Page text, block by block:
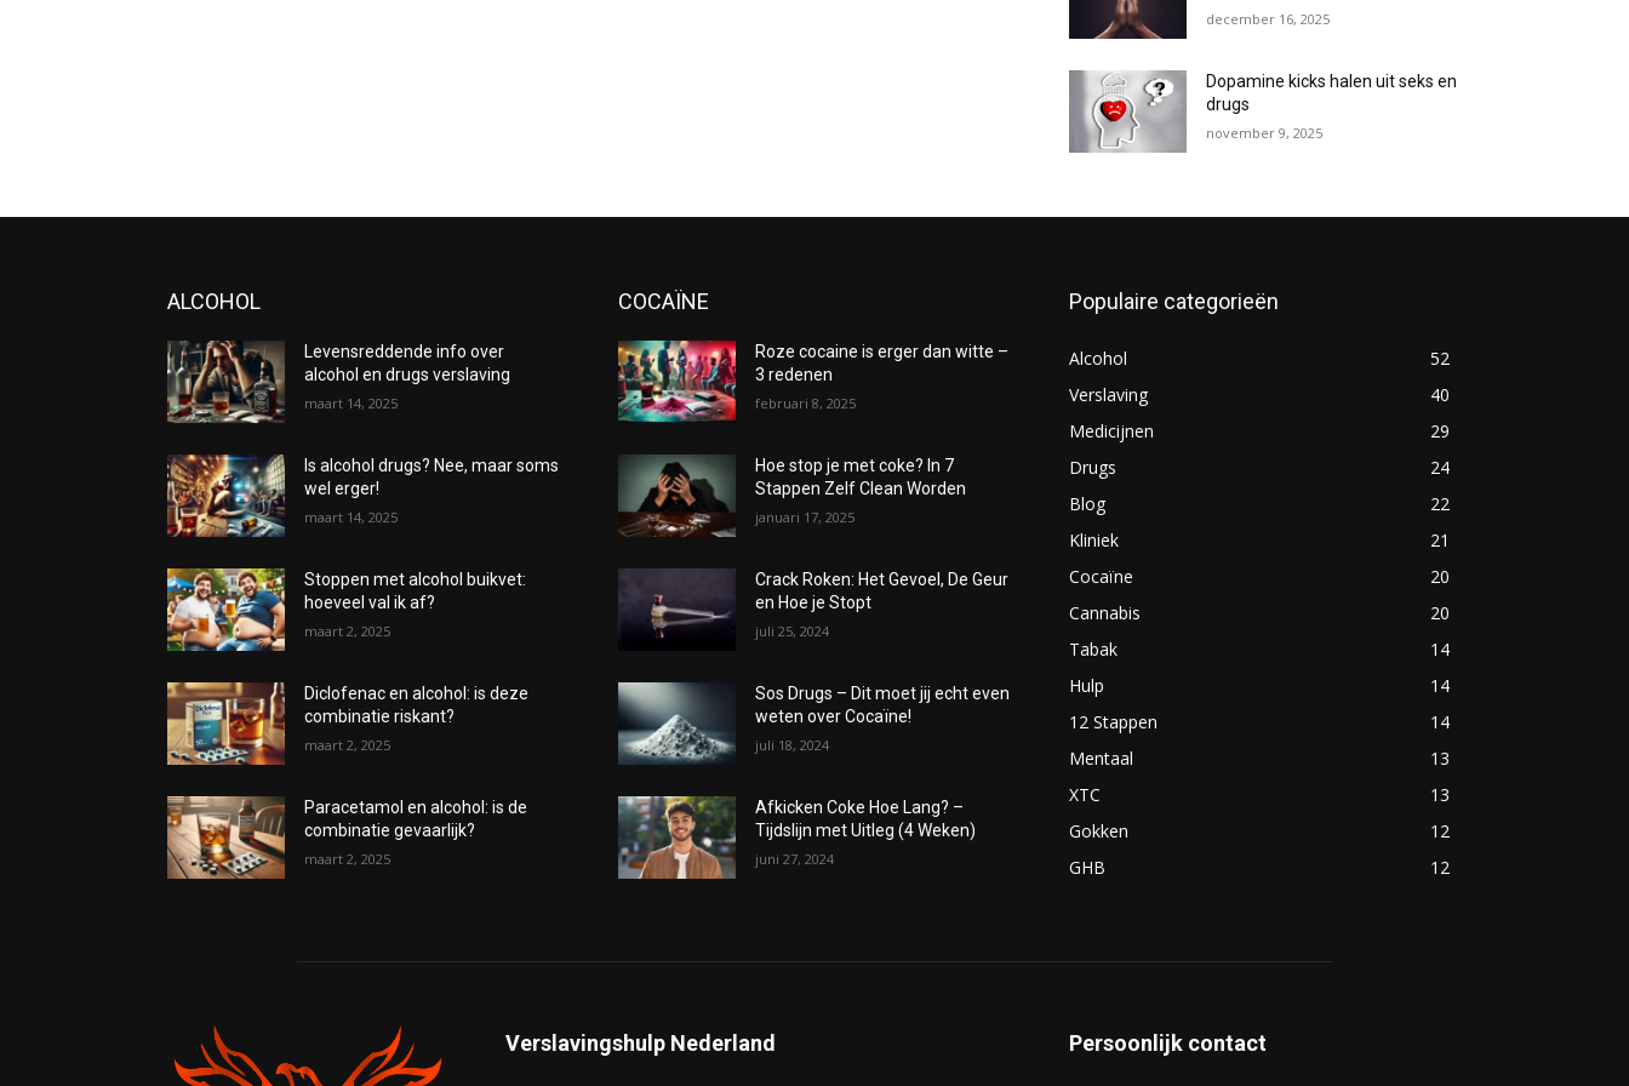
december 16, 2025
Dopamine kicks halen uit seks en
drugs
november 9, 2025
ALCOHOL
Levensreddende info over
alcohol en drugs verslaving
maart 14, 2025
Is alcohol drugs? Nee, maar soms
wel erger!
maart 14, 2025
Stoppen met alcohol buikvet:
hoeveel val ik af?
maart 2, 2025
Diclofenac en alcohol: is deze
combinatie riskant?
maart 2, 2025
Paracetamol en alcohol: is de
combinatie gevaarlijk?
maart 2, 2025
COCAÏNE
Roze cocaine is erger dan witte –
3 redenen
februari 8, 2025
Hoe stop je met coke? In 7
Stappen Zelf Clean Worden
januari 17, 2025
Crack Roken: Het Gevoel, De Geur
en Hoe je Stopt
juli 25, 2024
Sos Drugs – Dit moet jij echt even
weten over Cocaïne!
juli 18, 2024
Afkicken Coke Hoe Lang? –
Tijdslijn met Uitleg (4 Weken)
juni 27, 2024
Populaire categorieën
Alcohol
52
Verslaving
40
Medicijnen
29
Drugs
24
Blog
22
Kliniek
21
Cocaïne
20
Cannabis
20
Tabak
14
Hulp
14
12 Stappen
14
Mentaal
13
XTC
13
Gokken
12
GHB
12
Verslavingshulp Nederland Persoonlijk contact